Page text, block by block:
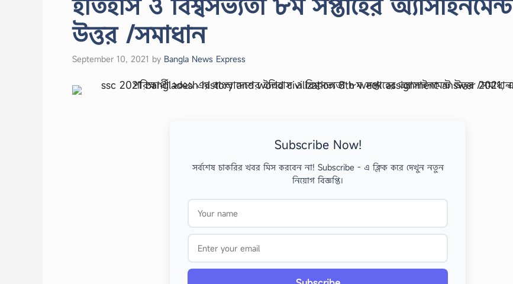
উত্তর /সমাধান
September 10, 2021 by Bangla News Express
Subscribe Now!
সর্বশেষ চাকরির খবর মিস করবেন না! Subscribe - এ ক্লিক করে দেখুন নতুন
নিয়োগ বিজ্ঞপ্তি।